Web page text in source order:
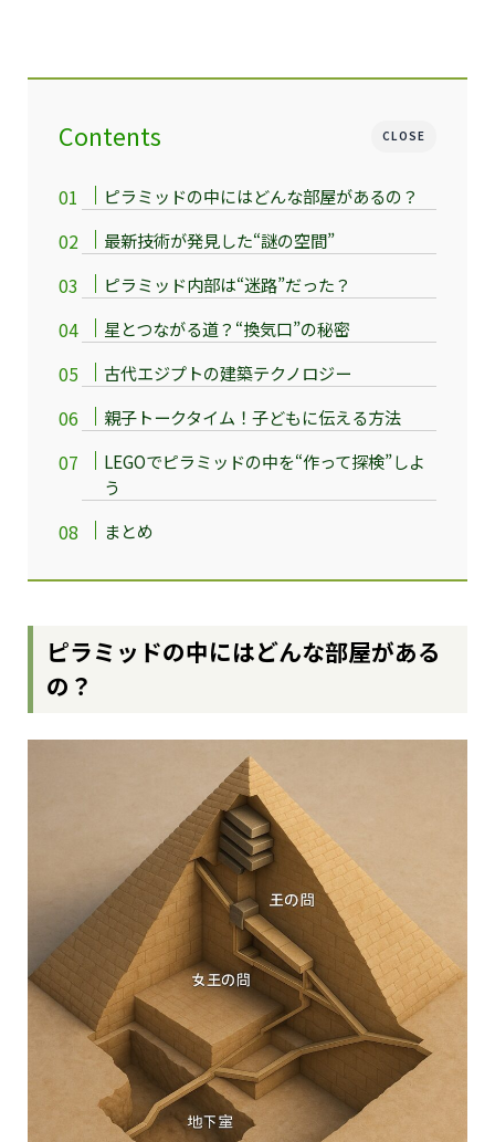
CLOSE
Contents
ピラミッドの中にはどんな部屋があるの？
最新技術が発見した“謎の空間”
ピラミッド内部は“迷路”だった？
星とつながる道？“換気口”の秘密
古代エジプトの建築テクノロジー
親子トークタイム！子どもに伝える方法
LEGOでピラミッドの中を“作って探検”しよ
う
まとめ
ピラミッドの中にはどんな部屋がある
の？